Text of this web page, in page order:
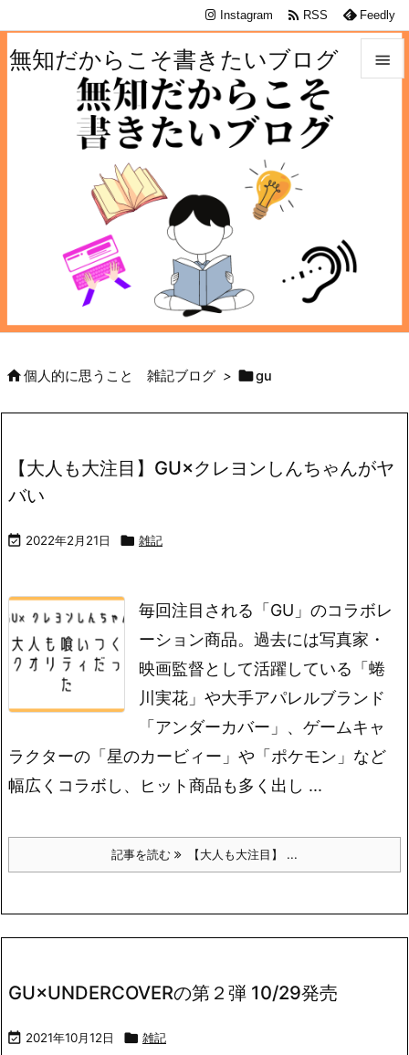
無知だからこそ書きたいブログ 
Instagram  RSS Feedly
個人的に思うこと 雑記ブログ > gu
【大人も大注目】GU×クレヨンしんちゃんがヤ
バい
 2022年2月21日  雑記
毎回注目される「GU」のコラボレ
ーション商品。過去には写真家・
映画監督として活躍している「蜷
川実花」や大手アパレルブランド
「アンダーカバー」、ゲームキャ
ラクターの「星のカービィー」や「ポケモン」など
幅広くコラボし、ヒット商品も多く出し ...
記事を読む 【大人も大注目】 ...
GU×UNDERCOVERの第２弾 10/29発売
 2021年10月12日  雑記